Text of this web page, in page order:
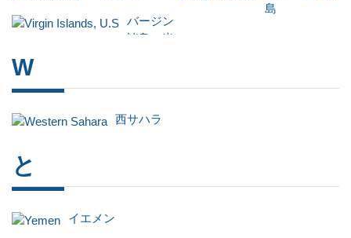
島
バージン
諸島、米
W
西サハラ
と
イエメン